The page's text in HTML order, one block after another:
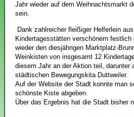
Jahr wieder auf dem Weihnachtsmarkt
sein.
Dank zahlreicher fleißiger Helferlein
Kindertagesstätten verschönern
wieder den diesjährigen Marktplatz-
Weinkisten von insgesamt 12
diesem Jahr an der Aktion teil, darunter
städtischen Bewegungskita Duttweiler.
Auf der Website der Stadt konnte man
schönste Kiste abgeben.
Über das Ergebnis hat die Stadt bisher